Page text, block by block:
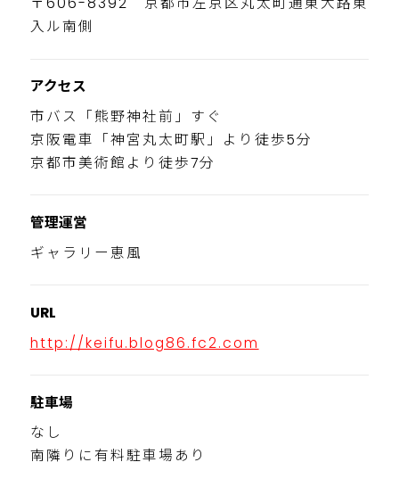
入ル南側
アクセス
市バス「熊野神社前」すぐ
京阪電車「神宮丸太町駅」より徒歩5分
京都市美術館より徒歩7分
管理運営
ギャラリー恵風
URL
http://keifu.blog86.fc2.com
駐車場
なし
南隣りに有料駐車場あり